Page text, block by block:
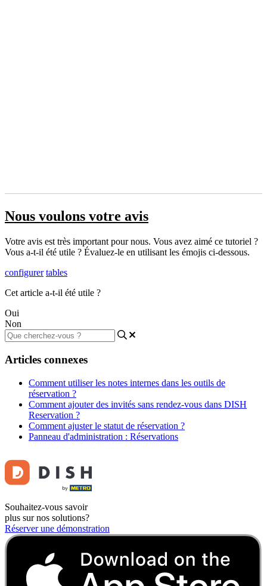
Nous voulons votre avis
Votre avis est très important pour nous. Vous avez aimé ce tutoriel ?
Vous a-t-il été utile ? Évaluez-le en utilisant les émojis ci-dessous.
configurer tables
Cet article a-t-il été utile ?
Oui
Non
Articles connexes
Comment utiliser les notes internes dans les outils de
réservation ?
Comment ajouter des invités sans rendez-vous dans DISH
Reservation ?
Comment ajuster le statut de réservation ?
Panneau d'administration : Réservations
Souhaitez-vous savoir
plus sur nos solutions?
Réserver une démonstration